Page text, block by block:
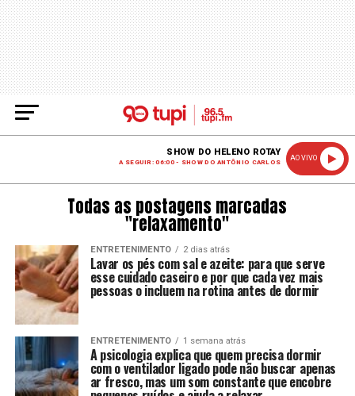
SHOW DO HELENO ROTAY
A SEGUIR: 06:00 - SHOW DO ANTÔNIO CARLOS
AO VIVO
Todas as postagens marcadas
"relaxamento"
ENTRETENIMENTO 2 dias atrás
Lavar os pés com sal e azeite: para que serve
esse cuidado caseiro e por que cada vez mais
pessoas o incluem na rotina antes de dormir
ENTRETENIMENTO 1 semana atrás
A psicologia explica que quem precisa dormir
com o ventilador ligado pode não buscar apenas
ar fresco, mas um som constante que encobre